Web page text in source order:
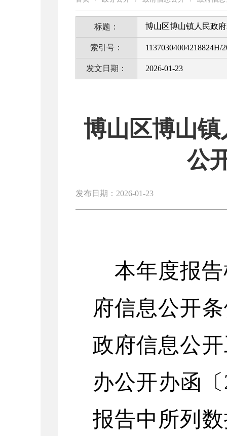
标题： 博山区博山镇人民政
索引号： 11370304004218824H/
发文日期： 2026-01-23
博山区博山
公
发布日期：2026-01-23
本年度报
府信息公开
政府信息公
办公开办函〔
报告中所列